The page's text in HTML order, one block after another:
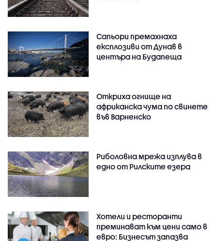
Сапьори премахнаха
експлозиви от Дунав в
центъра на Будапеща
Откриха огнище на
африканска чума по свинете
във Варненско
Риболовна мрежа изплува в
едно от Рилските езера
Хотели и ресторанти
преминават към цени само в
евро: Бизнесът запазва